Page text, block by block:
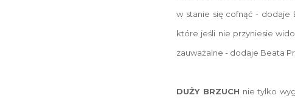
w stanie się cofnąć - dodaje
które jeśli nie przyniesie
zauważalne - dodaje Beata
DUŻY BRZUCH nie tylko